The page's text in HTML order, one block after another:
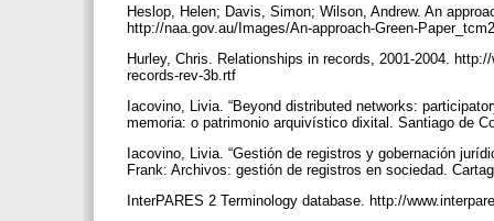
Heslop, Helen; Davis, Simon; Wilson, Andrew. An
http://naa.gov.au/Images/An-approach-Green-
Hurley, Chris. Relationships in records, 2001-2004.
records-rev-3b.rtf
Iacovino, Livia. “Beyond distributed networks:
memoria: o patrimonio arquivístico dixital. Santiago de
Iacovino, Livia. “Gestión de registros y gobernación
Frank: Archivos: gestión de registros en sociedad.
InterPARES 2 Terminology database. http://